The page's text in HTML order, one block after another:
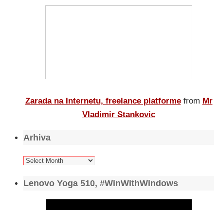
Zarada na Internetu, freelance platforme from Mr
Vladimir Stankovic
Arhiva
Arhiva
Lenovo Yoga 510, #WinWithWindows